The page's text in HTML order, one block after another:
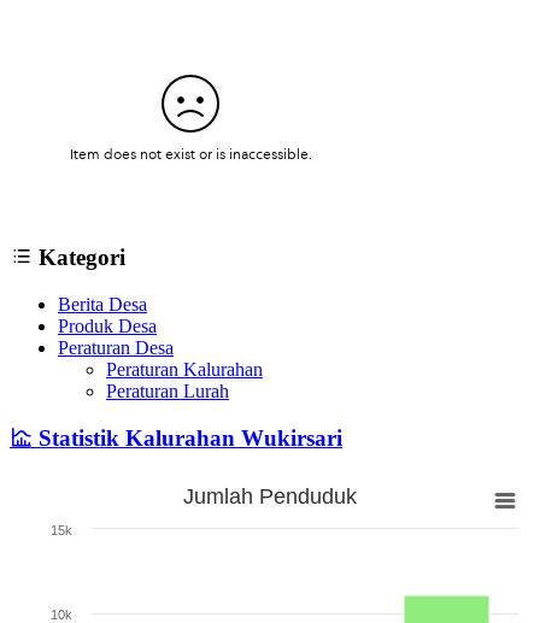
Kategori
Berita Desa
Produk Desa
Peraturan Desa
Peraturan Kalurahan
Peraturan Lurah
Statistik Kalurahan Wukirsari
The chart has 1 Y axis displaying Jumlah. Range: 0 to 15000.
Jumlah Penduduk
10k
15k